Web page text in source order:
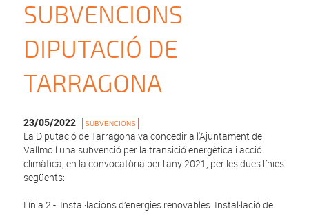
SUBVENCIONS
DIPUTACIÓ DE
TARRAGONA
23/05/2022 SUBVENCIONS
La Diputació de Tarragona va concedir a l'Ajuntament de
Vallmoll una subvenció per la transició energètica i acció
climàtica, en la convocatòria per l’any 2021, per les dues línies
següents:
Línia 2.- Instal·lacions d’energies renovables. Instal·lació de